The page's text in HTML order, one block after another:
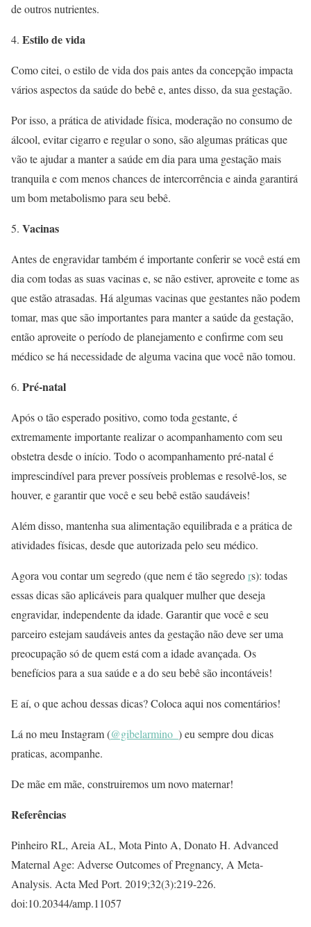
de outros nutrientes.
Estilo de vida
Como citei, o estilo de vida dos pais antes da concepção impacta
vários aspectos da saúde do bebê e, antes disso, da sua gestação.
Por isso, a prática de atividade física, moderação no consumo de
álcool, evitar cigarro e regular o sono, são algumas práticas que
vão te ajudar a manter a saúde em dia para uma gestação mais
tranquila e com menos chances de intercorrência e ainda garantirá
um bom metabolismo para seu bebê.
Vacinas
Antes de engravidar também é importante conferir se você está em
dia com todas as suas vacinas e, se não estiver, aproveite e tome as
que estão atrasadas. Há algumas vacinas que gestantes não podem
tomar, mas que são importantes para manter a saúde da gestação,
então aproveite o período de planejamento e confirme com seu
médico se há necessidade de alguma vacina que você não tomou.
Pré-natal
Após o tão esperado positivo, como toda gestante, é
extremamente importante realizar o acompanhamento com seu
obstetra desde o início. Todo o acompanhamento pré-natal é
imprescindível para prever possíveis problemas e resolvê-los, se
houver, e garantir que você e seu bebê estão saudáveis!
Além disso, mantenha sua alimentação equilibrada e a prática de
atividades físicas, desde que autorizada pelo seu médico.
Agora vou contar um segredo (que nem é tão segredors): todas
essas dicas são aplicáveis para qualquer mulher que deseja
engravidar, independente da idade. Garantir que você e seu
parceiro estejam saudáveis antes da gestação não deve ser uma
preocupação só de quem está com a idade avançada. Os
benefícios para a sua saúde e a do seu bebê são incontáveis!
E aí, o que achou dessas dicas? Coloca aqui nos comentários!
Lá no meu Instagram (@gibelarmino_ ) eu sempre dou dicas
praticas, acompanhe.
De mãe em mãe, construiremos um novo maternar!
Referências
Pinheiro RL, Areia AL, Mota Pinto A, Donato H. Advanced
Maternal Age: Adverse Outcomes of Pregnancy, A Meta-
Analysis. Acta Med Port. 2019;32(3):219-226.
doi:10.20344/amp.11057